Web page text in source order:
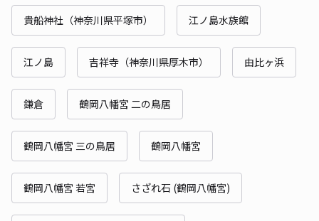
貴船神社（神奈川県平塚市） 江ノ島水族館
江ノ島 吉祥寺（神奈川県厚木市） 由比ヶ浜
鎌倉 鶴岡八幡宮 二の鳥居
鶴岡八幡宮 三の鳥居 鶴岡八幡宮
鶴岡八幡宮 若宮 さざれ石 (鶴岡八幡宮)